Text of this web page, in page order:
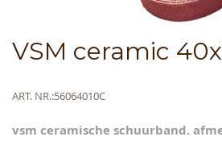
VSM ceramic
Meer
ART. NR. 56064010C
vsm ceramische schuurband.
Skip
to
the